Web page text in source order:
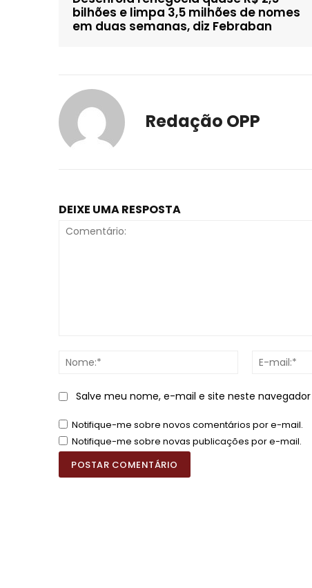
bilhões e limpa 3,5 milhões de nomes
em duas semanas, diz Febraban
Redação OPP
DEIXE UMA RESPOSTA
Nome:*
Salve meu nome, e-mail e site neste
Notifique-me sobre novos comentários por e-mail.
Notifique-me sobre novas publicações por e-mail.